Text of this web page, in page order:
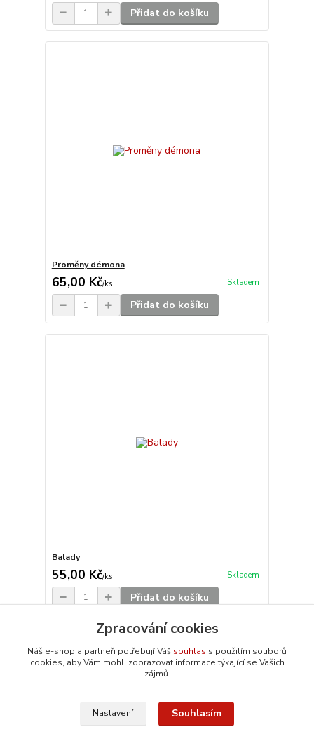
Přidat do košíku
Proměny démona
65,00 Kč/ks Skladem
Přidat do košíku
Balady
55,00 Kč/ks Skladem
Přidat do košíku
Načíst další produkty (20)
strana z 10další
Zpracování cookies
Náš e-shop a partneři potřebují Váš souhlas s použitím souborů
cookies, aby Vám mohli zobrazovat informace týkající se Vašich
zájmů.
Nastavení Souhlasím